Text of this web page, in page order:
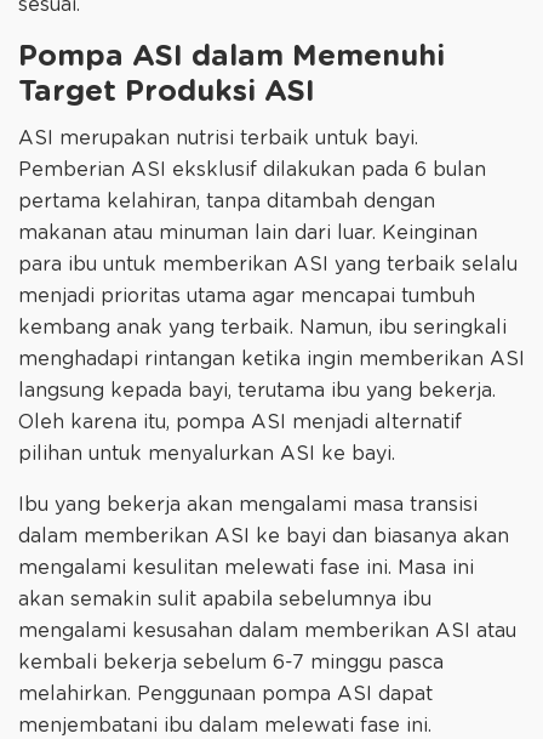
sesuai.
Pompa ASI dalam Memenuhi
Target Produksi ASI
ASI merupakan nutrisi terbaik untuk bayi.
Pemberian ASI eksklusif dilakukan pada 6 bulan
pertama kelahiran, tanpa ditambah dengan
makanan atau minuman lain dari luar. Keinginan
para ibu untuk memberikan ASI yang terbaik selalu
menjadi prioritas utama agar mencapai tumbuh
kembang anak yang terbaik. Namun, ibu seringkali
menghadapi rintangan ketika ingin memberikan ASI
langsung kepada bayi, terutama ibu yang bekerja.
Oleh karena itu, pompa ASI menjadi alternatif
pilihan untuk menyalurkan ASI ke bayi.
Ibu yang bekerja akan mengalami masa transisi
dalam memberikan ASI ke bayi dan biasanya akan
mengalami kesulitan melewati fase ini. Masa ini
akan semakin sulit apabila sebelumnya ibu
mengalami kesusahan dalam memberikan ASI atau
kembali bekerja sebelum 6-7 minggu pasca
melahirkan. Penggunaan pompa ASI dapat
menjembatani ibu dalam melewati fase ini.